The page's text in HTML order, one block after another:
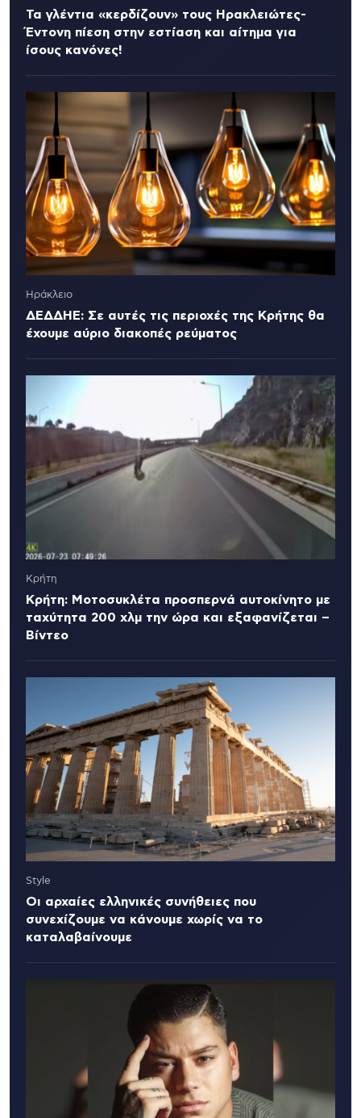
Τα γλέντια «κερδίζουν» τους Ηρακλειώτες-
Έντονη πίεση στην εστίαση και αίτημα για
ίσους κανόνες!
Ηράκλειο
ΔΕΔΔΗΕ: Σε αυτές τις περιοχές της Κρήτης θα
έχουμε αύριο διακοπές ρεύματος
Κρήτη
Κρήτη: Μοτοσυκλέτα προσπερνά αυτοκίνητο με
ταχύτητα 200 χλμ την ώρα και εξαφανίζεται –
Βίντεο
Style
Οι αρχαίες ελληνικές συνήθειες που
συνεχίζουμε να κάνουμε χωρίς να το
καταλαβαίνουμε